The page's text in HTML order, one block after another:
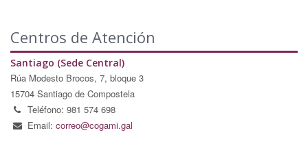
Centros de Atención
Santiago (Sede Central)
Rúa Modesto Brocos, 7, bloque 3
15704 Santiago de Compostela
Teléfono: 981 574 698
Email: correo@cogami.gal